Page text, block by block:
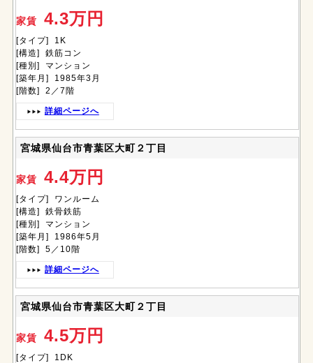
家賃 4.3万円
[タイプ] 1K
[構造] 鉄筋コン
[種別] マンション
[築年月] 1985年3月
[階数] 2／7階
詳細ページへ
宮城県仙台市青葉区大町２丁目
家賃 4.4万円
[タイプ] ワンルーム
[構造] 鉄骨鉄筋
[種別] マンション
[築年月] 1986年5月
[階数] 5／10階
詳細ページへ
宮城県仙台市青葉区大町２丁目
家賃 4.5万円
[タイプ] 1DK